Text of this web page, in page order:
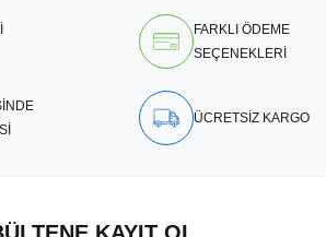
FARKLI ÖDEME
SEÇENEKLERİ
ÜCRETSİZ KARGO